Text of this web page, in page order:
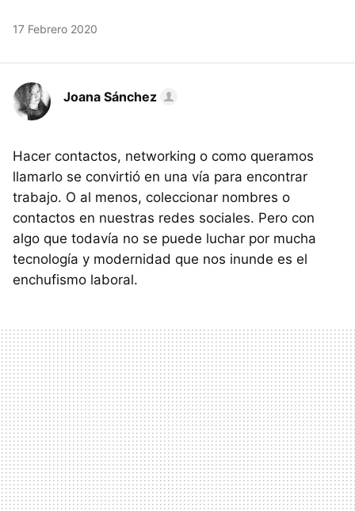
17 Febrero 2020
Joana Sánchez
Hacer contactos, networking o como queramos
llamarlo se convirtió en una vía para encontrar
trabajo. O al menos, coleccionar nombres o
contactos en nuestras redes sociales. Pero con
algo que todavía no se puede luchar por mucha
tecnología y modernidad que nos inunde es el
enchufismo laboral.